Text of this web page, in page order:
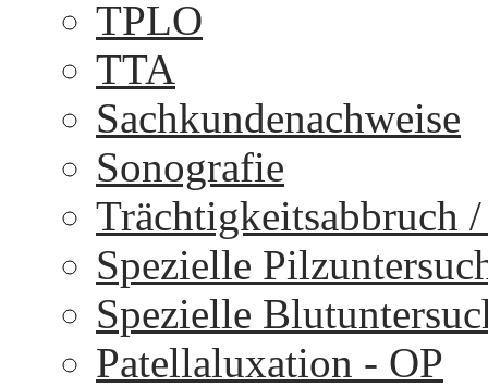
TPLO
TTA
Sachkundenachweise
Sonografie
Trächtigkeitsabbruch
Spezielle
Spezielle
Patellaluxation - OP